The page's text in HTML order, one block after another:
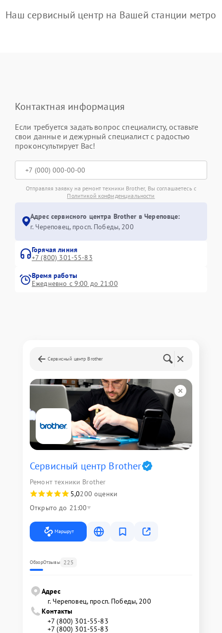
Наш сервисный центр на Вашей станции метро
Контактная информация
Если требуется задать вопрос специалисту, оставьте
свои данные и дежурный специалист с радостью
проконсультирует Вас!
Отправляя заявку на ремонт техники Brother, Вы соглашаетесь с
Политикой конфиденциальности
Адрес сервисного центра Brother в Череповце:
г. Череповец, просп. Победы, 200
Горячая линия
+7 (800) 301-55-83
Время работы
Ежедневно с 9:00 до 21:00
Сервисный центр Brother
Сервисный центр Brother
Ремонт техники Brother
5,0200 оценки
Открыто до 21:00
Маршрут
ОбзорОтзывы 225
Адрес
г. Череповец, просп. Победы, 200
Контакты
+7 (800) 301-55-83
+7 (800) 301-55-83